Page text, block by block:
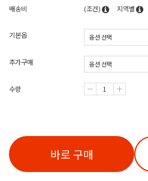
배송비
(조건) 지역별
기본옵
추가구매
수량
바로 구매